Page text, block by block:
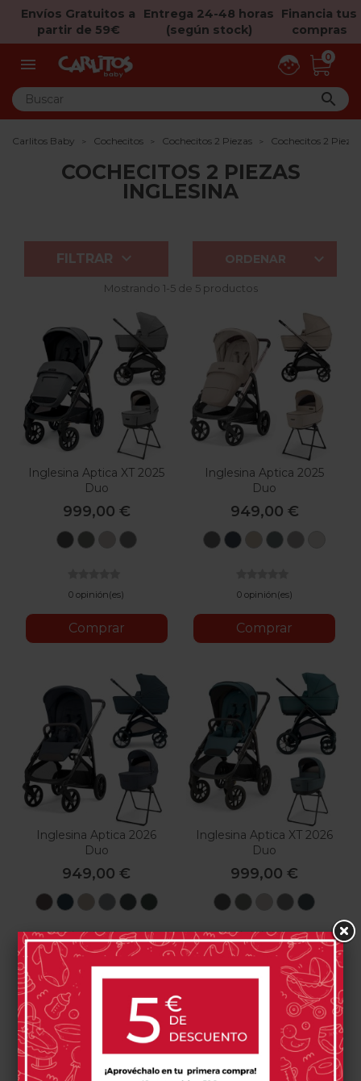
Envíos Gratuitos a
partir de 59€
Entrega 24-48 horas
(según stock)
Financia tus
compras
 0

Carlitos Baby Cochecitos Cochecitos 2 Piezas Cochecitos 2
COCHECITOS 2 PIEZAS
INGLESINA
ORDENAR 
FILTRAR 
Mostrando 1-5 de 5 productos
Inglesina Aptica XT 2025
Duo
999,00 €
Magnet
TaigaTundra
Canyon
0 opinión(es)
Comprar
Inglesina Aptica 2025
Duo
949,00 €
VelvetResortPashmina
Emerald
0 opinión(es)
Comprar
Inglesina Aptica 2026
Duo
949,00 €
Essence
Sapphire
VicunaCrystal
Marble
Ivy
0 opinión(es)
Comprar
Inglesina Aptica XT 2026
Duo
999,00 €
Magnet
TaigaTundraCanyon
0 opinión(es)
Comprar
-15%